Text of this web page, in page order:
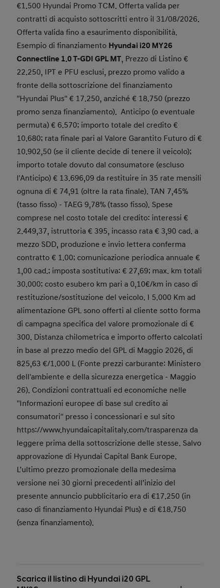
€/1.000 L (Fonte prezzi carburante: Ministero
dell'ambiente e della sicurezza energetica -
Maggio 26).
€1.500 Hyundai Promo TCM. Offerta valida per
contratti di acquisto sottoscritti entro il 31/08/2026.
Offerta valida fino a esaurimento disponibilità.
Esempio di finanziamento Hyundai i20 MY26
Connectline 1.0 T-GDI GPL MT, Prezzo di Listino €
22.250, IPT e PFU esclusi, prezzo promo valido a
fronte della sottoscrizione del finanziamento
''Hyundai Plus'' € 17.250, anziché € 18.750 (prezzo
promo senza finanziamento). Anticipo (o eventuale
permuta) € 6.570; importo totale del credito €
10.680; rata finale pari al Valore Garantito Futuro di €
10.902,50 (se il cliente decide di tenere il veicolo);
importo totale dovuto dal consumatore (escluso
l'Anticipo) € 13.696,09 da restituire in 35 rate mensili
ognuna di € 74,91 (oltre la rata finale). TAN 7,45%
(tasso fisso) - TAEG 9,78% (tasso fisso). Spese
comprese nel costo totale del credito: interessi €
2.449,37, istruttoria € 395, incasso rata € 3,90 cad. a
mezzo SDD, produzione e invio lettera conferma
contratto € 1.00; comunicazione periodica annuale €
1,00 cad.; imposta sostitutiva: € 27,69; max. km totali
30.000; costo esubero km pari a 0,10€/km in caso di
restituzione/sostituzione del veicolo. I 5.000 Km ad
alimentazione GPL sono offerti al cliente sotto forma
di campagna specifica del valore promozionale di €
300. Distanza chilometrica e importo offerto calcolati
in base al prezzo medio del GPL di Maggio 2026, di
825,63 €/1.000 L (Fonte prezzi carburante: Ministero
dell'ambiente e della sicurezza energetica - Maggio
26). Condizioni contrattuali ed economiche nelle
''Informazioni europee di base sul credito ai
consumatori'' presso i concessionari e sul sito
https://www.hyundaicapitalitaly.com/trasparenza da
leggere prima della sottoscrizione delle stesse. Salvo
approvazione di Hyundai Capital Bank Europe.
L’ultimo prezzo promozionale della medesima
versione nei 30 giorni precedenti all’inizio del
presente annuncio pubblicitario era di €17.250 (in
caso di finanziamento Hyundai Plus) e di €18.750
(senza finanziamento).
Scarica il listino di Hyundai i20 GPL